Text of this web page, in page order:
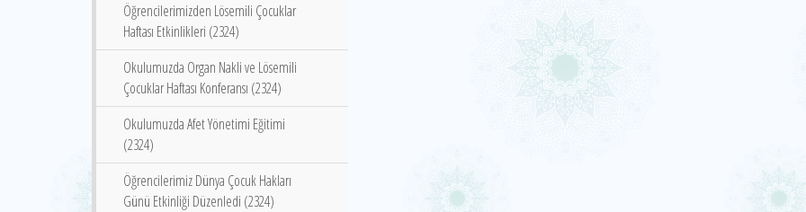
Öğrencilerimizden Lösemili Çocuklar
Haftası Etkinlikleri (2324)
Okulumuzda Organ Nakli ve Lösemili
Çocuklar Haftası Konferansı (2324)
Okulumuzda Afet Yönetimi Eğitimi
(2324)
Öğrencilerimiz Dünya Çocuk Hakları
Günü Etkinliği Düzenledi (2324)